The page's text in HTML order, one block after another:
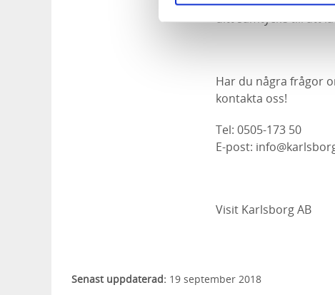
ditt samtycke till att
Har du några frågor
kontakta oss!
Tel: 0505-173 50
E-post:
Visit Karlsborg AB
Senast uppdaterad: 19 september 2018